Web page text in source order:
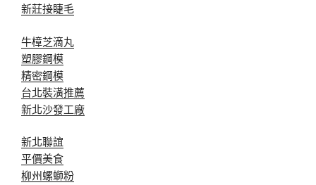
新莊接睫毛
牛樟芝滴丸
塑膠鋼模
精密鋼模
台北裝潢推薦
新北沙發工廠
新北聯誼
平價美食
柳州螺螄粉